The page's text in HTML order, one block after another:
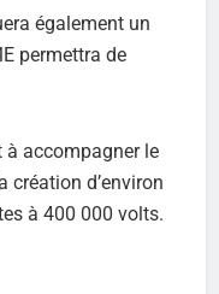
également un
permettra de
à accompagner le
création d’environ
à 400 000 volts.